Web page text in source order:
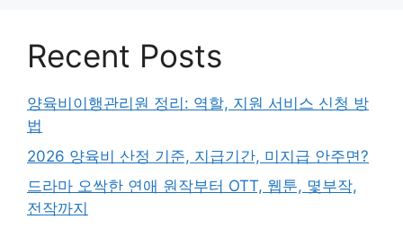
Recent Posts
양육비이행관리원 정리: 역할, 지원 서비스 신청 방
법
2026 양육비 산정 기준, 지급기간, 미지급 안주면?
드라마 오싹한 연애 원작부터 OTT, 웹툰, 몇부작,
전작까지